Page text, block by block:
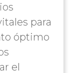
para
óptimo
el